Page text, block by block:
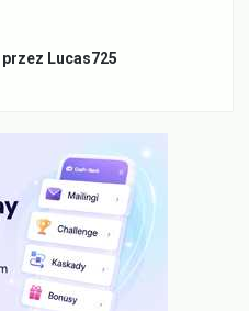
przez Lucas725